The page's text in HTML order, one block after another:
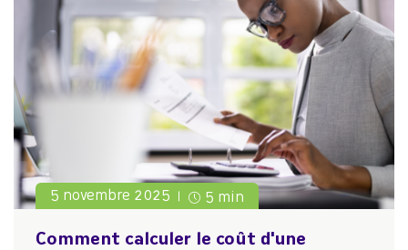
5 novembre 2025 5 min
Comment calculer le coût d'une